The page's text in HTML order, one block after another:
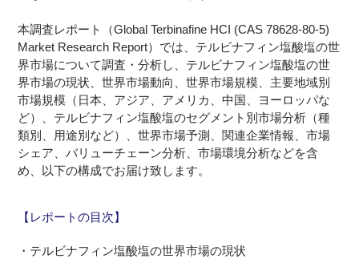
本調査レポート（Global Terbinafine HCI (CAS 78628-80-5)
Market Research Report）では、テルビナフィン塩酸塩の世
界市場について調査・分析し、テルビナフィン塩酸塩の世
界市場の現状、世界市場動向、世界市場規模、主要地域別
市場規模（日本、アジア、アメリカ、中国、ヨーロッパな
ど）、テルビナフィン塩酸塩のセグメント別市場分析（種
類別、用途別など）、世界市場予測、関連企業情報、市場
シェア、バリューチェーン分析、市場環境分析などを含
め、以下の構成でお届け致します。
【レポートの目次】
・テルビナフィン塩酸塩の世界市場の現状